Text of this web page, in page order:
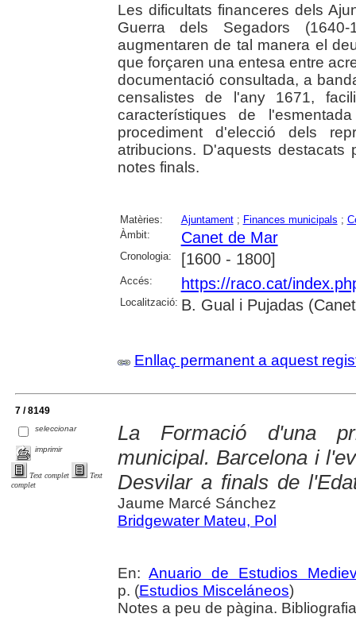
Les dificultats financeres dels
Guerra dels Segadors
augmentaren de tal manera el
que forçaren una entesa entre
documentació consultada, a
censalistes de l'any 1671,
característiques de
procediment d'elecció dels
atribucions. D'aquests
notes finals.
Matèries: Ajuntament; Finances municipals ;
Àmbit:
Canet de Mar
Cronologia: [1600 - 1800]
Accés: https://raco.cat/
Localització: B. Gual i Pujadas
Enllaç permanent a aquest
7 / 8149
seleccionar
imprimir
Text complet
Text
complet
La Formació d'una
municipal. Barcelona i
Desvilar a finals de
Jaume Marcé Sánchez
Bridgewater Mateu, Pol
En:Anuario de Estudios
p. (Estudios Misceláneos)
Notes a peu de pàgina.